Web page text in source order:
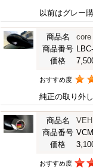
以前はグレー
商品名
core
商品番号
価格
おすすめ度
純正の取り外
商品名
商品番号
価格
おすすめ度